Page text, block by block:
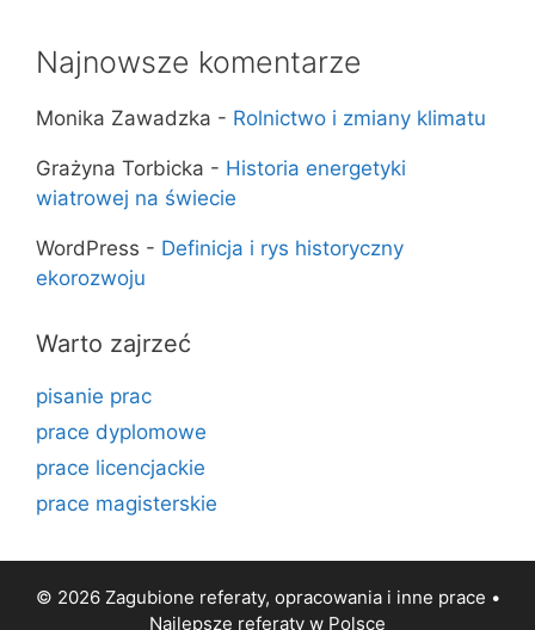
Najnowsze komentarze
Monika Zawadzka - Rolnictwo i zmiany klimatu
Grażyna Torbicka - Historia energetyki
wiatrowej na świecie
WordPress - Definicja i rys historyczny
ekorozwoju
Warto zajrzeć
pisanie prac
prace dyplomowe
prace licencjackie
prace magisterskie
© 2026 Zagubione referaty, opracowania i inne prace •
Najlepsze referaty w Polsce